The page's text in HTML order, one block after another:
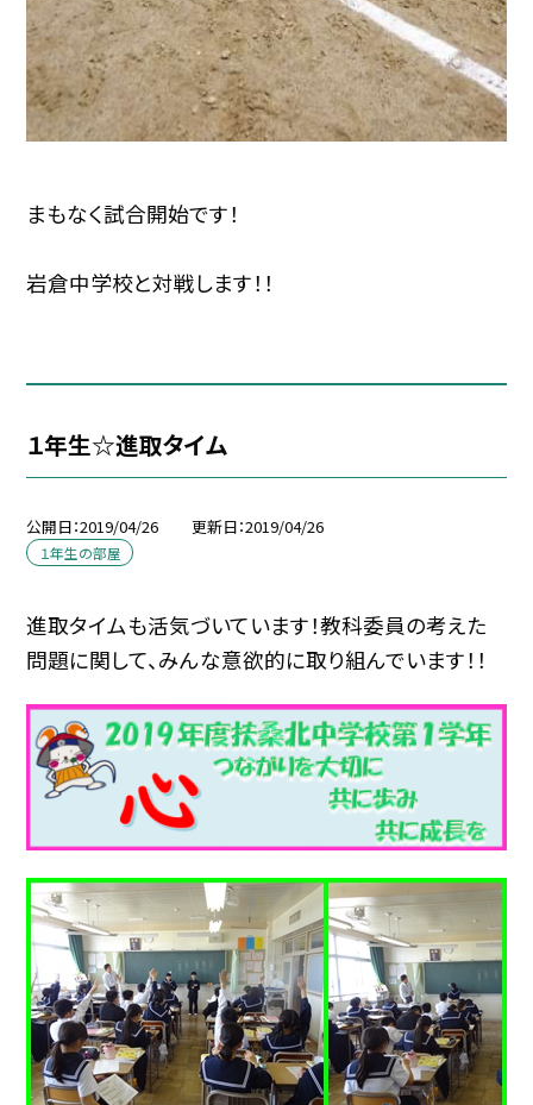
まもなく試合開始です！
岩倉中学校と対戦します！！
１年生☆進取タイム
公開日 2019/04/26 更新日 2019/04/26
１年生の部屋
進取タイムも活気づいています！教科委員の考えた
問題に関して、みんな意欲的に取り組んでいます！！